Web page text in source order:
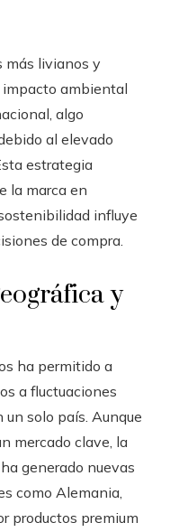
más livianos y
impacto ambiental
algo
al elevado
estrategia
la marca en
influye
de compra.
y
ha permitido a
a fluctuaciones
solo país. Aunque
mercado clave, la
generado nuevas
como Alemania,
productos premium